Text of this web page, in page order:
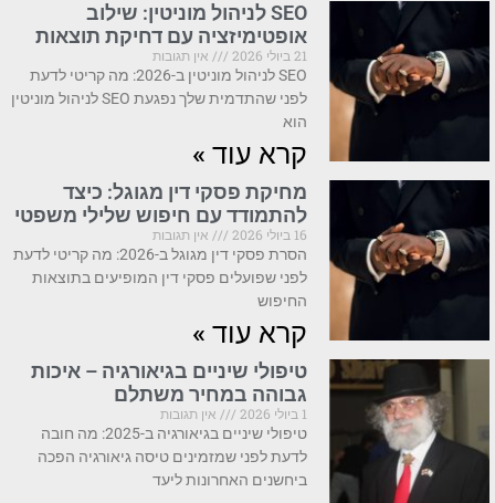
SEO לניהול מוניטין: שילוב
אופטימיזציה עם דחיקת תוצאות
21 ביולי 2026
אין תגובות
SEO לניהול מוניטין ב-2026: מה קריטי לדעת
לפני שהתדמית שלך נפגעת SEO לניהול מוניטין
הוא
קרא עוד »
מחיקת פסקי דין מגוגל: כיצד
להתמודד עם חיפוש שלילי משפטי
16 ביולי 2026
אין תגובות
הסרת פסקי דין מגוגל ב-2026: מה קריטי לדעת
לפני שפועלים פסקי דין המופיעים בתוצאות
החיפוש
קרא עוד »
טיפולי שיניים בגיאורגיה – איכות
גבוהה במחיר משתלם
1 ביולי 2026
אין תגובות
טיפולי שיניים בגיאורגיה ב-2025: מה חובה
לדעת לפני שמזמינים טיסה גיאורגיה הפכה
ביחשנים האחרונות ליעד